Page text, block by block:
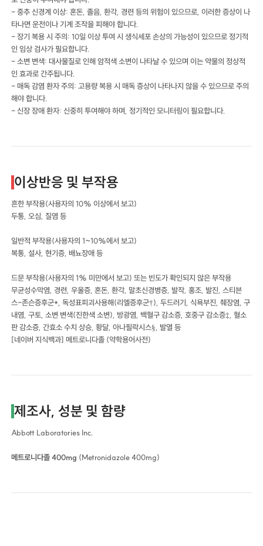
- 중추 신경계 이상: 혼돈, 졸음, 환각, 경련 등의 위험이 있으므로, 이러한 증상이 나
타나면 운전이나 기계 조작을 피해야 합니다.
- 장기 복용 시 주의: 10일 이상 투여 시 생식세포 손상의 가능성이 있으므로 정기적
인 임상 검사가 필요합니다.
- 소변 변색: 대사물질로 인해 암적색 소변이 나타날 수 있으며 이는 약물의 정상적
인 효과로 간주됩니다.
- 매독 감염 환자 주의: 고용량 복용 시 매독 증상이 나타나지 않을 수 있으므로 주의
해야 합니다.
- 신장 장애 환자: 신중히 투여해야 하며, 정기적인 모니터링이 필요합니다.
이상반응 및 부작용
흔한 부작용(사용자의 10% 이상에서 보고)
두통, 오심, 질염 등
일반적 부작용(사용자의 1~10%에서 보고)
복통, 설사, 현기증, 배뇨장애 등
드문 부작용(사용자의 1% 미만에서 보고) 또는 빈도가 확인되지 않은 부작용
무균성수막염, 경련, 우울증, 혼돈, 환각, 말초신경병증, 발작, 홍조, 발진, 스티븐
스-존슨증후군*, 독성표피괴사용해(리엘증후군†), 두드러기, 식욕부진, 췌장염, 구
내염, 구토, 소변 변색(진한색 소변), 방광염, 백혈구 감소증, 호중구 감소증‡, 혈소
판 감소증, 간효소 수치 상승, 황달, 아나필락시스§, 발열 등
[네이버 지식백과] 메트로니다졸 (약학용어사전)
제조사, 성분 및 함량
Abbott Laboratories Inc.
메트로니다졸 400mg (Metronidazole 400mg)